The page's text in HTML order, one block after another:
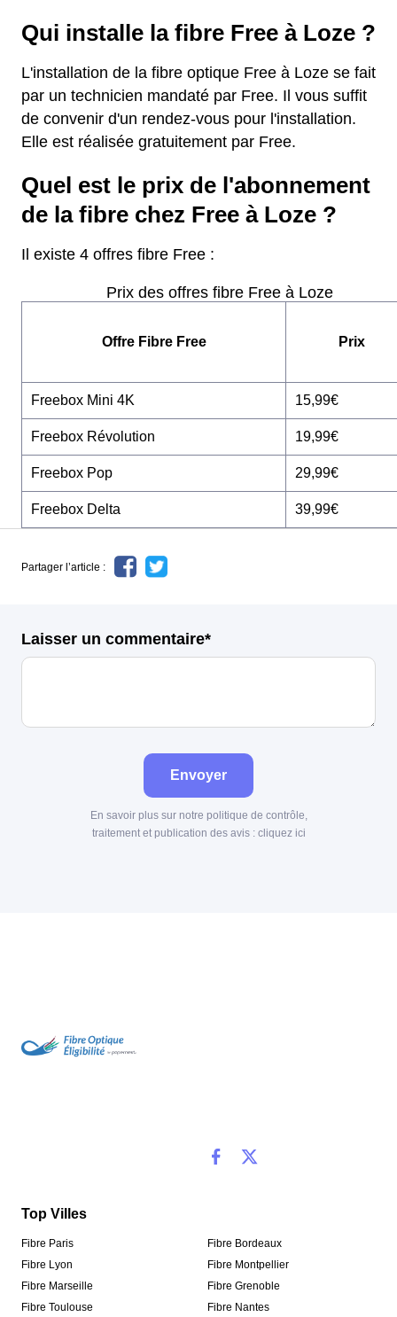
Qui installe la fibre Free à Loze ?
L'installation de la fibre optique Free à Loze se fait
par un technicien mandaté par Free. Il vous suffit
de convenir d'un rendez-vous pour l'installation.
Elle est réalisée gratuitement par Free.
Quel est le prix de l'abonnement
de la fibre chez Free à Loze ?
Il existe 4 offres fibre Free :
Prix des offres fibre Free à Loze
Offre Fibre Free Prix
Freebox Mini 4K 15,99€
Freebox Révolution 19,99€
Freebox Pop 29,99€
Freebox Delta 39,99€
Partager l’article :
Laisser un commentaire*
Envoyer
En savoir plus sur notre politique de contrôle,
traitement et publication des avis : cliquez ici
Top Villes
Fibre Paris
Fibre Lyon
Fibre Marseille
Fibre Toulouse
Fibre Bordeaux
Fibre Montpellier
Fibre Grenoble
Fibre Nantes